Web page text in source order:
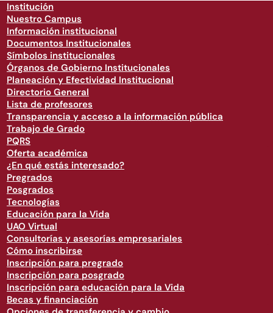
Institución
Nuestro Campus
Información institucional
Documentos Institucionales
Símbolos institucionales
Órganos de Gobierno Institucionales
Planeación y Efectividad Institucional
Directorio General
Lista de profesores
Transparencia y acceso a la información pública
Trabajo de Grado
PQRS
Oferta académica
¿En qué estás interesado?
Pregrados
Posgrados
Tecnologías
Educación para la Vida
UAO Virtual
Consultorías y asesorías empresariales
Cómo inscribirse
Inscripción para pregrado
Inscripción para posgrado
Inscripción para educación para la Vida
Becas y financiación